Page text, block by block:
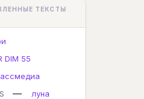
ТЕКСТЫ
DIM 55
—
луна